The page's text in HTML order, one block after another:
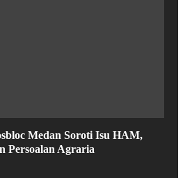
Medan Soroti Isu HAM,
Persoalan Agraria